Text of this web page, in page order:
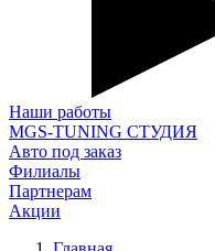
Наши работы
MGS-TUNING СТУДИЯ
Авто под заказ
Филиалы
Партнерам
Акции